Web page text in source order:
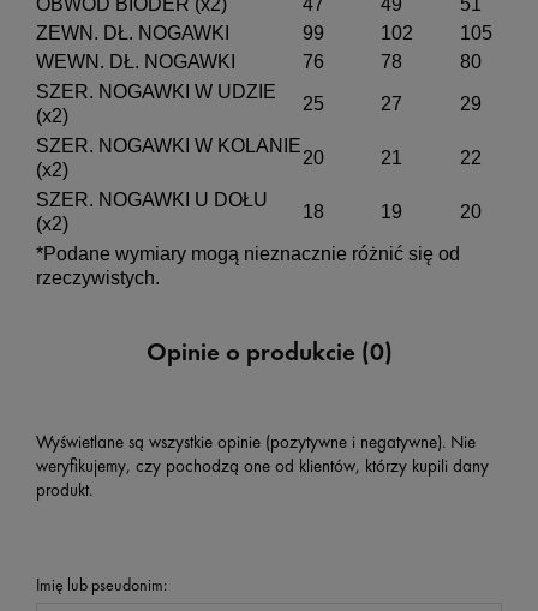
ZEWN. DŁ. NOGAWKI
99 102
105
WEWN. DŁ. NOGAWKI
76 78
80
SZER. NOGAWKI W UDZIE
(x2)
25 27 29
SZER. NOGAWKI W KOLANIE
(x2)
20 21 22
SZER. NOGAWKI U DOŁU
(x2)
18 19 20
*Podane wymiary mogą nieznacznie różnić się od
rzeczywistych.
Opinie o produkcie (0)
Wyświetlane są wszystkie opinie (pozytywne i negatywne). Nie
weryfikujemy, czy pochodzą one od klientów, którzy kupili dany
produkt.
Imię lub pseudonim: